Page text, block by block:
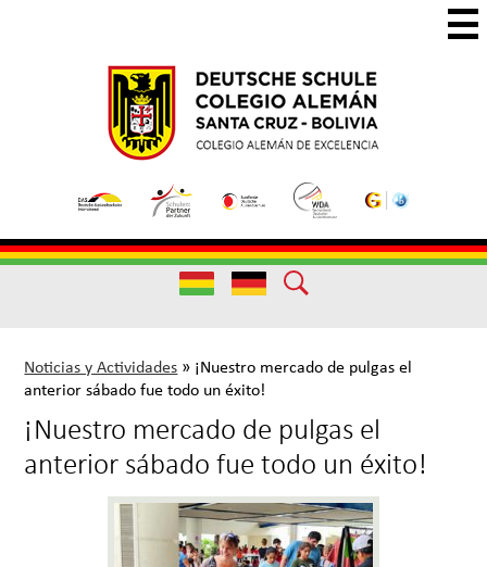
to
main
content
Colegio
Santa
Cruz
Colegio
de
Excelencia
Useful
Links
Useful
Noticias y Actividades » ¡Nuestro mercado de pulgas el
anterior sábado fue todo un éxito!
¡Nuestro mercado de pulgas el
anterior sábado fue todo un éxito!